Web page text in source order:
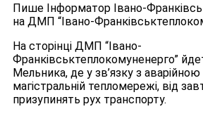
Пише Інформатор Івано-
на ДМП “Івано-
На сторінці ДМП “Івано-
Франківськтеплокомуненерго”
Мельника, де у зв’язку з
магістральній тепломережі, від
призупинять рух транспорту.